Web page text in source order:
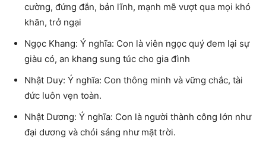
cường, đứng đắn, bản lĩnh, mạnh mẽ vượt qua mọi khó
khăn, trở ngại
Ngọc Khang: Ý nghĩa: Con là viên ngọc quý đem lại sự
giàu có, an khang sung túc cho gia đình
Nhật Duy: Ý nghĩa: Con thông minh và vững chắc, tài
đức luôn vẹn toàn.
Nhật Dương: Ý nghĩa: Con là người thành công lớn như
đại dương và chói sáng như mặt trời.